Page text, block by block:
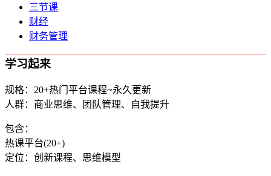
三节课
财经
财务管理
学习起来
规格：20+热门平台课程~永久更新
人群：商业思维、团队管理、自我提升
包含：
热课平台(20+)
定位：创新课程、思维模型